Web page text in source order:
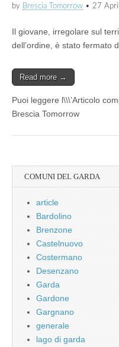
by Brescia Tomorrow • 27
Il giovane, irregolare sul
dell’ordine, è stato fermato
Read more →
Puoi leggere l\\\’Articolo
Brescia Tomorrow
COMUNI DEL GARDA
article
Bardolino
Brenzone
Castelnuovo
Costermano
Desenzano
Garda
Gardone
Gargnano
generale
lago di garda